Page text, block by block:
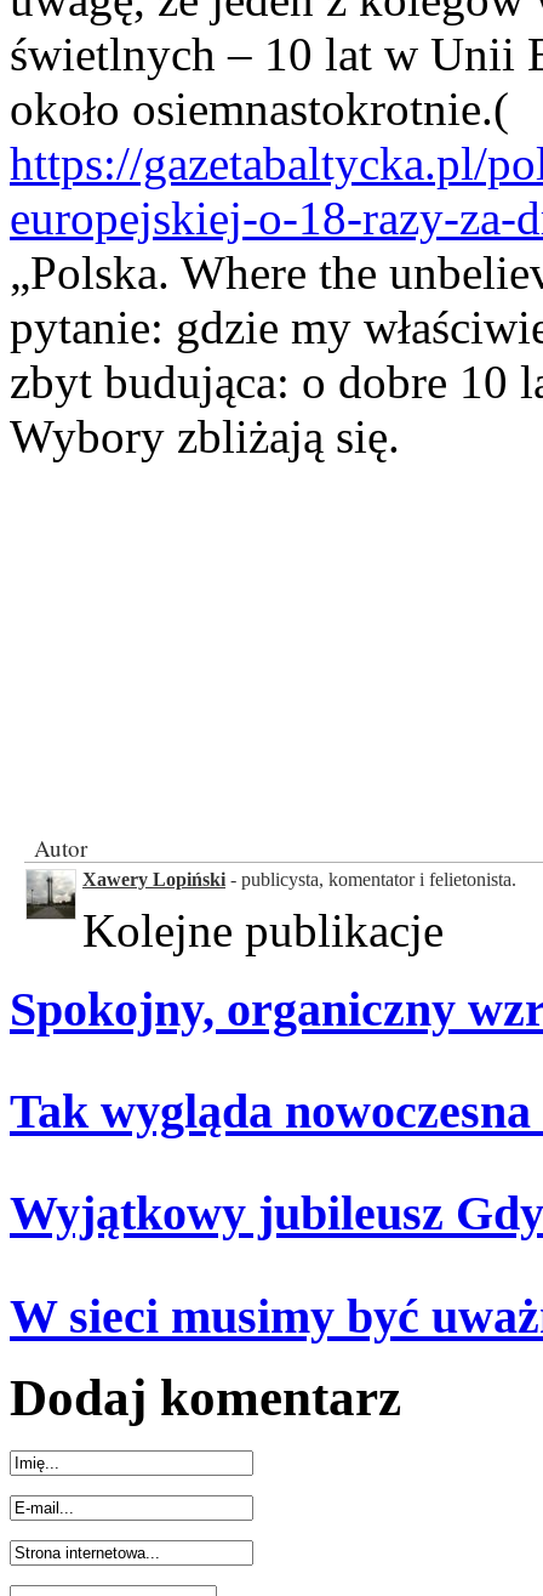
świetlnych – 10 lat w Unii
około osiemnastokrotnie.(
https://gazetabaltycka.pl/
europejskiej-o-18-razy-za-
„Polska. Where the
pytanie: gdzie my
zbyt budująca: o dobre 10
Wybory zbliżają się.
Autor
Xawery Lopiński - publicysta, komentator i felietonista.
Kolejne publikacje
Spokojny, organiczny
Tak wygląda
Wyjątkowy jubileusz
W sieci musimy być
Dodaj komentarz